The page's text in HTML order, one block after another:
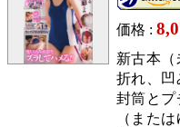
価格 :
新古本（
折れ、凹
封筒とプ
（また